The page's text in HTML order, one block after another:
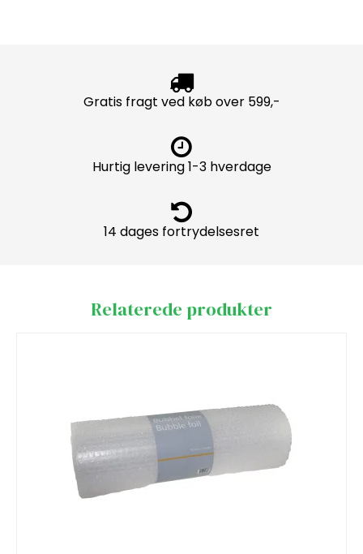
Gratis fragt ved køb over 599,-
Hurtig levering 1-3 hverdage
14 dages fortrydelsesret
Relaterede produkter